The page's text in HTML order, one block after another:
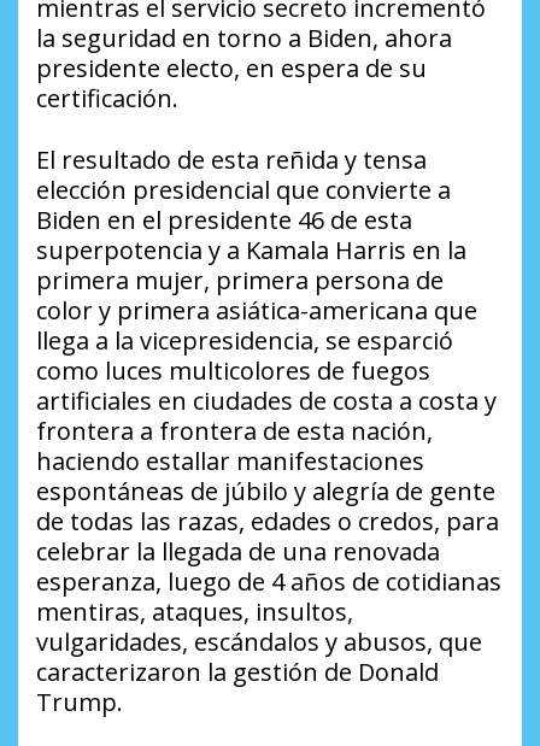
mientras el servicio secreto incrementó
la seguridad en torno a Biden, ahora
presidente electo, en espera de su
certificación.
El resultado de esta reñida y tensa
elección presidencial que convierte a
Biden en el presidente 46 de esta
superpotencia y a Kamala Harris en la
primera mujer, primera persona de
color y primera asiática-americana que
llega a la vicepresidencia, se esparció
como luces multicolores de fuegos
artificiales en ciudades de costa a costa y
frontera a frontera de esta nación,
haciendo estallar manifestaciones
espontáneas de júbilo y alegría de gente
de todas las razas, edades o credos, para
celebrar la llegada de una renovada
esperanza, luego de 4 años de cotidianas
mentiras, ataques, insultos,
vulgaridades, escándalos y abusos, que
caracterizaron la gestión de Donald
Trump.